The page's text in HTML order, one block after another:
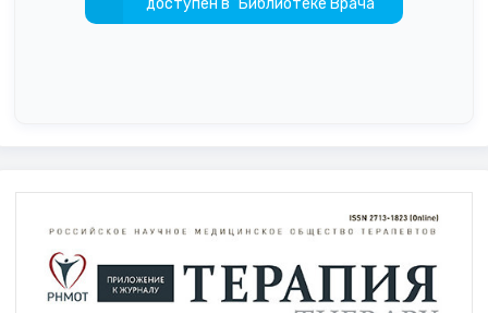
доступен в "Библиотеке Врача"